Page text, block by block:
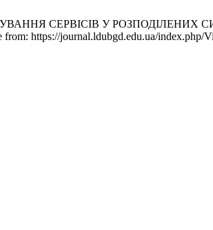
У РОЗПОДІЛЕНИХ
https://journal.ldubgd.edu.ua/index.php/